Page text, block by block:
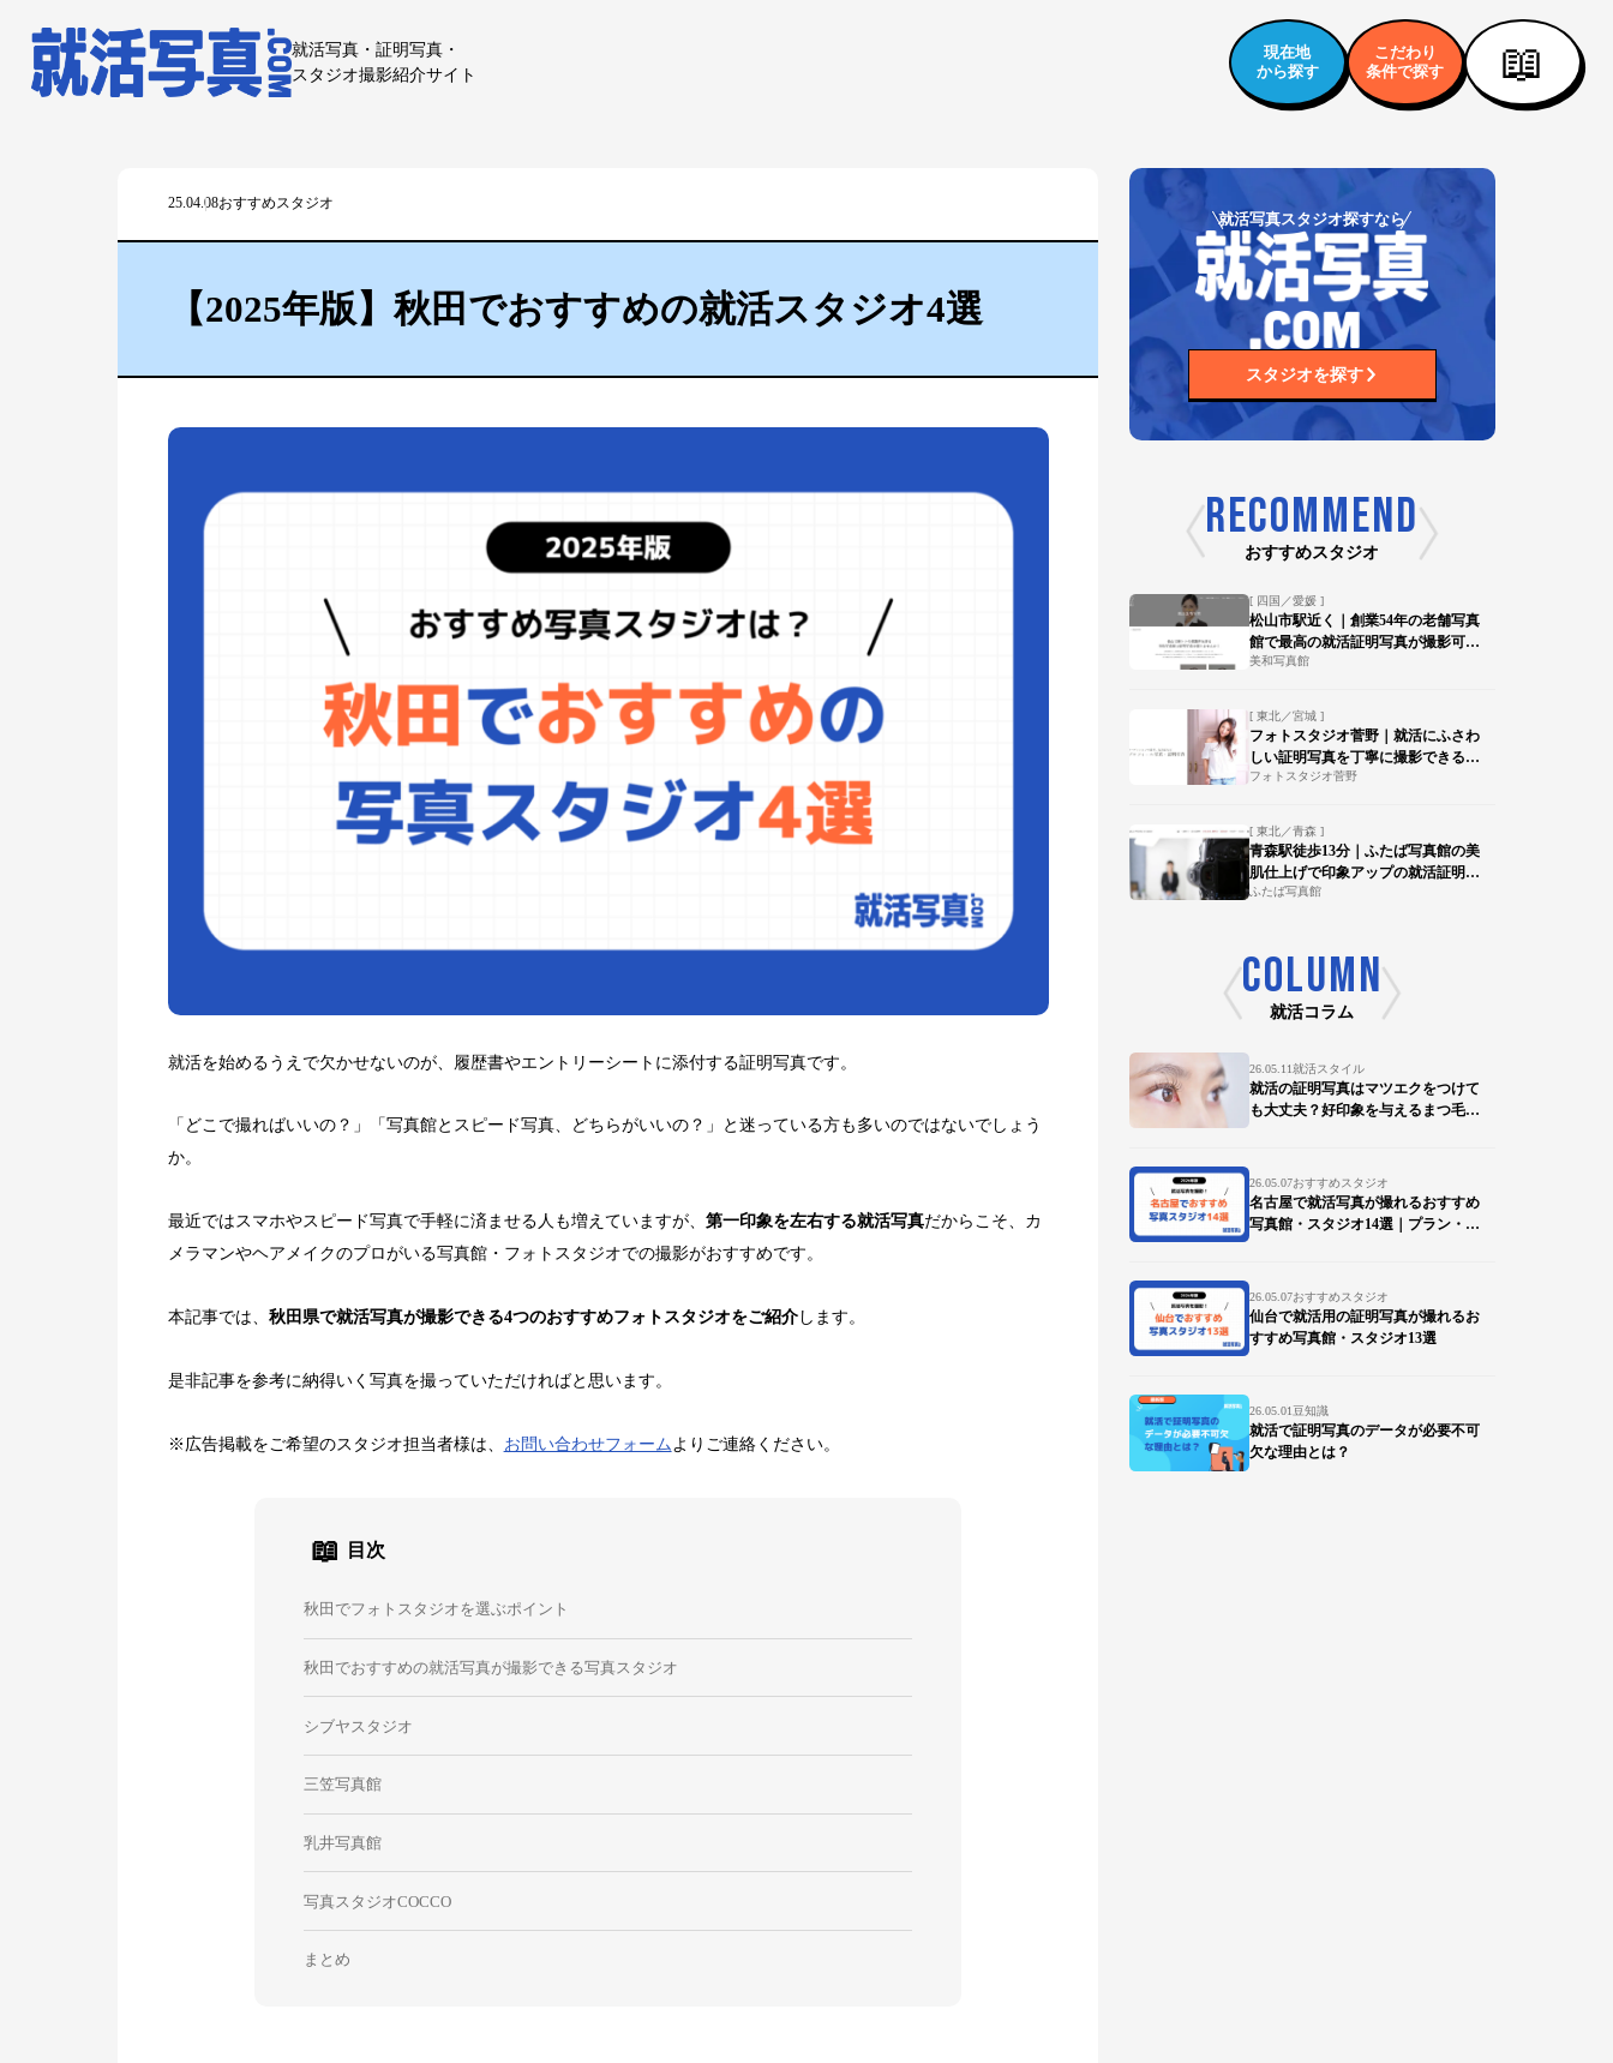
就活写真・証明写真・
スタジオ撮影紹介サイト
現在地
から探す
こだわり
条件で探す
📖
25.04.08おすすめスタジオ
【2025年版】秋田でおすすめの就活スタジオ4選
就活を始めるうえで欠かせないのが、履歴書やエントリーシートに添付する証明写真です。
「どこで撮ればいいの？」「写真館とスピード写真、どちらがいいの？」と迷っている方も多いのではないでしょう
か。
最近ではスマホやスピード写真で手軽に済ませる人も増えていますが、 第一印象を左右する就活写真だからこそ、カ
メラマンやヘアメイクのプロがいる写真館・フォトスタジオでの撮影がおすすめです。
本記事では、 秋田県で就活写真が撮影できる4つのおすすめフォトスタジオをご紹介します。
是非記事を参考に納得いく写真を撮っていただければと思います。
※広告掲載をご希望のスタジオ担当者様は、 お問い合わせフォーム よりご連絡ください。
📖 目次
秋田でフォトスタジオを選ぶポイント
秋田でおすすめの就活写真が撮影できる写真スタジオ
シブヤスタジオ
三笠写真館
乳井写真館
写真スタジオCOCCO
まとめ
就活写真スタジオ探すなら
スタジオを探す
RECOMMEND
おすすめスタジオ
[ 四国／愛媛 ]
松山市駅近く｜創業54年の老舗写真
館で最高の就活証明写真が撮影可
能！
美和写真館
[ 東北／宮城 ]
フォトスタジオ菅野｜就活にふさわ
しい証明写真を丁寧に撮影できる写
真館【陸前落合駅 徒歩15分】
フォトスタジオ菅野
[ 東北／青森 ]
青森駅徒歩13分｜ふたば写真館の美
肌仕上げで印象アップの就活証明写
真を
ふたば写真館
COLUMN
就活コラム
26.05.11就活スタイル
就活の証明写真はマツエクをつけて
も大丈夫？好印象を与えるまつ毛の
26.05.07おすすめスタジオ
名古屋で就活写真が撮れるおすすめ
写真館・スタジオ14選｜プラン・デ
26.05.07おすすめスタジオ
仙台で就活用の証明写真が撮れるお
すすめ写真館・スタジオ13選
26.05.01豆知識
就活で証明写真のデータが必要不可
欠な理由とは？